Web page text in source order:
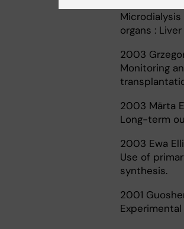
organs :
2003
Monitoring
2003 Märta
Long-term
2003 Ewa
Use of
synthesis.
2001